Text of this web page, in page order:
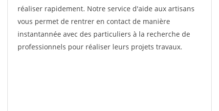
réaliser rapidement. Notre service d'aide aux artisans
vous permet de rentrer en contact de manière
instantannée avec des particuliers à la recherche de
professionnels pour réaliser leurs projets travaux.